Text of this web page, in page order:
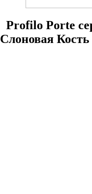
Profilo Porte
Слоновая